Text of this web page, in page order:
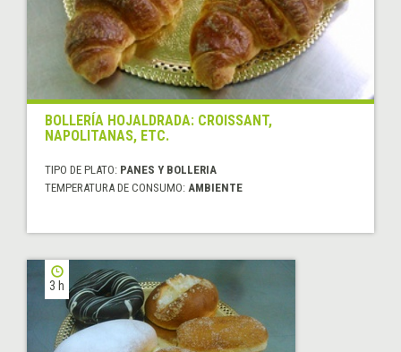
BOLLERÍA HOJALDRADA: CROISSANT,
NAPOLITANAS, ETC.
TIPO DE PLATO: PANES Y BOLLERIA
TEMPERATURA DE CONSUMO: AMBIENTE
3 h